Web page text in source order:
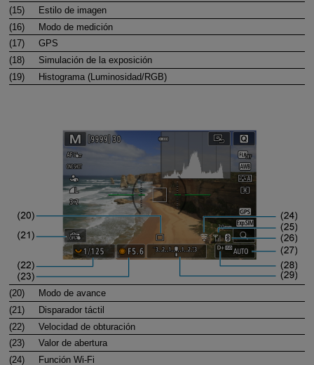
(15)
Estilo de imagen
(16)
Modo de medición
(17)
GPS
(18)
Simulación de la exposición
(19)
Histograma (Luminosidad/RGB)
(20)
Modo de avance
(21)
Disparador táctil
(22)
Velocidad de obturación
(23)
Valor de abertura
(24)
FunciónWi-Fi